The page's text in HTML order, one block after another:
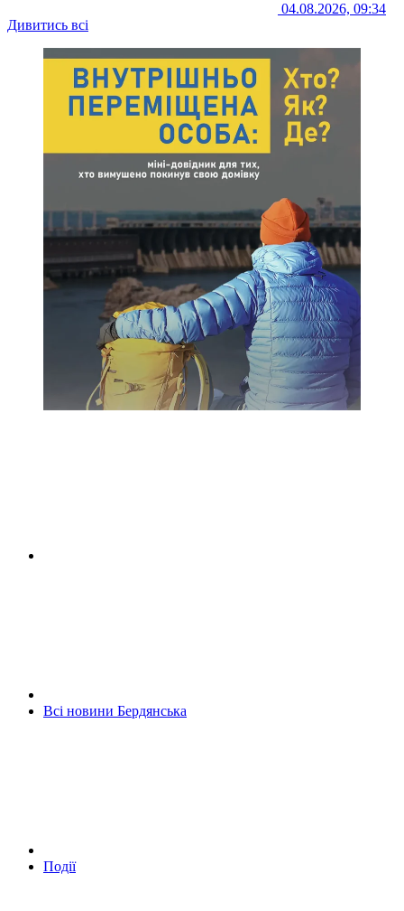
04.08.2026, 09:34
Дивитись всі
Всі новини Бердянська
Події